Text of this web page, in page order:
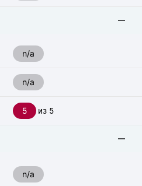
n/a
n/a
5 из 5
n/a